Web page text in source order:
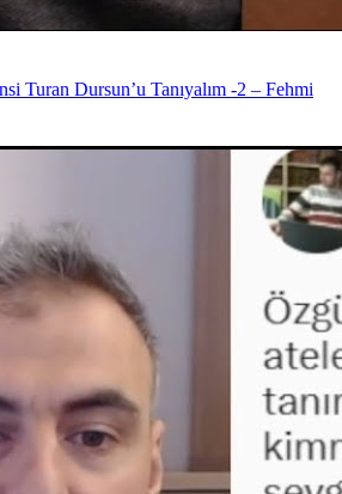
Turan Dursun’u Tanıyalım -2 – Fehmi